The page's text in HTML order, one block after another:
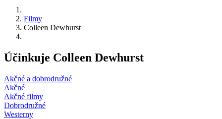
Filmy
Colleen Dewhurst
Účinkuje Colleen Dewhurst
Akčné a dobrodružné
Akčné
Akčné filmy
Dobrodružné
Westerny